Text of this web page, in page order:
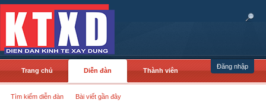
Đăng nhập
Trang chủ Diễn đàn
Tìm kiếm diễn đàn Bài viết gần đây
Thành viên